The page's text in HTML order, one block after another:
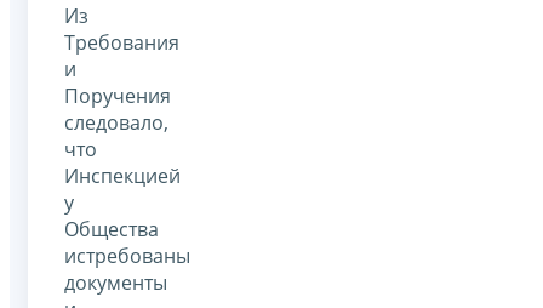
Из
Требования
и
Поручения
следовало,
что
Инспекцией
у
Общества
истребованы
документы